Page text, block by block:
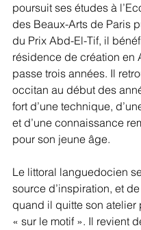
poursuit ses études à
des Beaux-Arts de Paris
du Prix Abd-El-Tif, il
résidence de création en
passe trois années. Il
occitan au début des
fort d’une technique,
et d’une connaissance
pour son jeune âge.
Le littoral languedocien
source d’inspiration, et
quand il quitte son atelier
« sur le motif ». Il revient